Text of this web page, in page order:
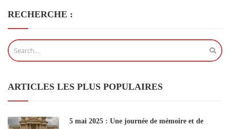
RECHERCHE :
ARTICLES LES PLUS POPULAIRES
5 mai 2025 : Une journée de mémoire et de